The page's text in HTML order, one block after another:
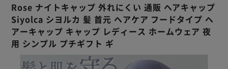
Rose ナイトキャップ 外れにくい 通販 ヘアキャップ
Siyolca シヨルカ 髪 首元 ヘアケア フードタイプ ヘ
アーキャップ キャップ レディース ホームウェア 夜
用 シンプル プチギフト ギ
カートに入れる 購入手続きへ